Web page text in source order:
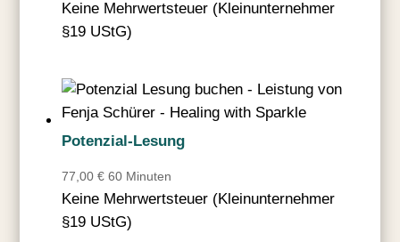
Keine Mehrwertsteuer (Kleinunternehmer
§19 UStG)
Potenzial-Lesung
77,00€ 60 Minuten
Keine Mehrwertsteuer (Kleinunternehmer
§19 UStG)